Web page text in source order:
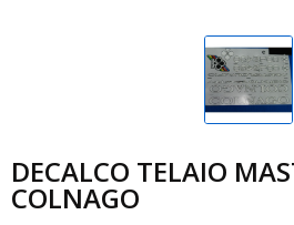
DECALCO TELAIO
COLNAGO